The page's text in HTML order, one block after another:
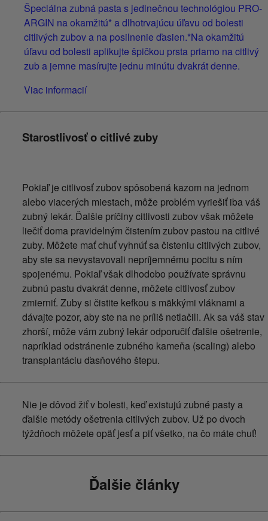
Špeciálna zubná pasta s jedinečnou technológiou PRO-
ARGIN na okamžitú* a dlhotrvajúcu úľavu od bolesti
citlivých zubov a na posilnenie ďasien.*Na okamžitú
úľavu od bolesti aplikujte špičkou prsta priamo na citlivý
zub a jemne masírujte jednu minútu dvakrát denne.
Viac informacií
Starostlivosť o citlivé zuby
Pokiaľ je citlivosť zubov spôsobená kazom na jednom
alebo viacerých miestach, môže problém vyriešiť iba váš
zubný lekár. Ďalšie príčiny citlivosti zubov však môžete
liečiť doma pravidelným čistením zubov pastou na citlivé
zuby. Môžete mať chuť vyhnúť sa čisteniu citlivých zubov,
aby ste sa nevystavovali nepríjemnému pocitu s ním
spojenému. Pokiaľ však dlhodobo používate správnu
zubnú pastu dvakrát denne, môžete citlivosť zubov
zmierniť. Zuby si čistite kefkou s mäkkými vláknami a
dávajte pozor, aby ste na ne príliš netlačili. Ak sa váš stav
zhorší, môže vám zubný lekár odporučiť ďalšie ošetrenie,
napríklad odstránenie zubného kameňa (scaling) alebo
transplantáciu ďasňového štepu.
Nie je dôvod žiť v bolesti, keď existujú zubné pasty a
ďalšie metódy ošetrenia citlivých zubov. Už po dvoch
týždňoch môžete opäť jesť a piť všetko, na čo máte chuť!
Ďalšie články